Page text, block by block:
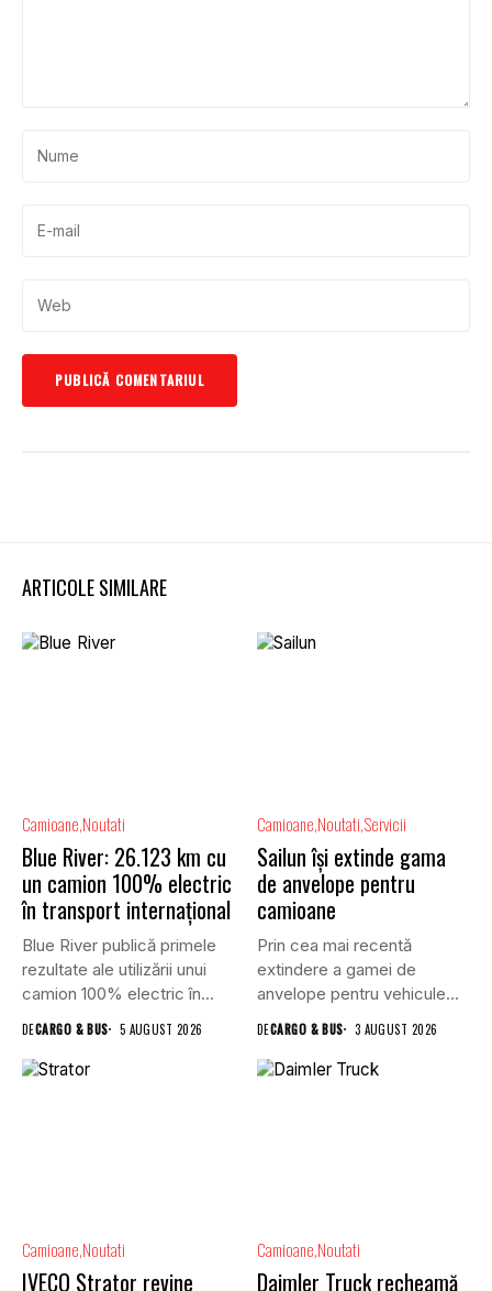
ARTICOLE SIMILARE
Camioane Noutati
Blue River: 26.123 km cu
un camion 100% electric
în transport internațional
Blue River publică primele
rezultate ale utilizării unui
camion 100% electric în...
DECARGO & BUS 5 AUGUST 2026
Camioane Noutati Servicii
Sailun își extinde gama
de anvelope pentru
camioane
Prin cea mai recentă
extindere a gamei de
anvelope pentru vehicule
DECARGO & BUS 3 AUGUST 2026
Camioane Noutati
IVECO Strator revine
Camioane Noutati
Daimler Truck recheamă